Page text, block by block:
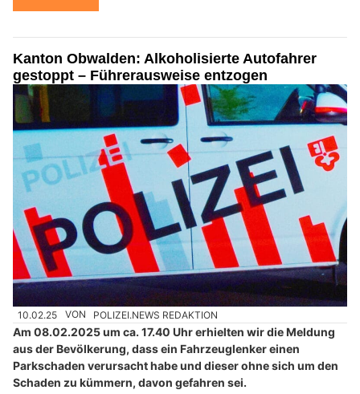
Kanton Obwalden: Alkoholisierte Autofahrer
gestoppt – Führerausweise entzogen
10.02.25 VON POLIZEI.NEWS REDAKTION
Am 08.02.2025 um ca. 17.40 Uhr erhielten wir die Meldung
aus der Bevölkerung, dass ein Fahrzeuglenker einen
Parkschaden verursacht habe und dieser ohne sich um den
Schaden zu kümmern, davon gefahren sei.